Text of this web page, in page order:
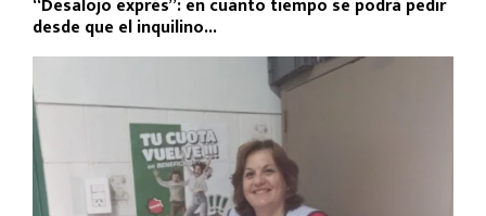
“Desalojo exprés”: en cuánto tiempo se podrá pedir
desde que el inquilino...